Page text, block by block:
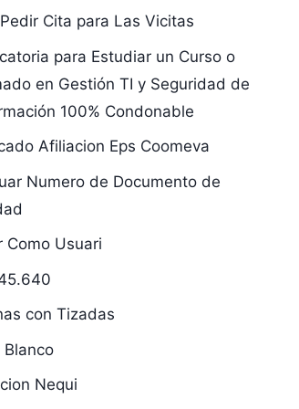
Cita para Las Vicitas
para Estudiar un Curso o
en Gestión TI y Seguridad de
100% Condonable
Afiliacion Eps Coomeva
Numero de Documento de
Como Usuari
con Tizadas
Blanco
Nequi